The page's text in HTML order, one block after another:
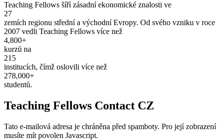
Teaching Fellows šíří zásadní ekonomické znalosti ve
27
zemích regionu střední a východní Evropy. Od svého vzniku v roce
2007 vedli Teaching Fellows více než
4,800+
kurzů na
215
institucích, čímž oslovili více než
278,000+
studentů.
Teaching Fellows Contact CZ
Tato e-mailová adresa je chráněna před spamboty. Pro její zobrazení
musíte mít povolen Javascript.